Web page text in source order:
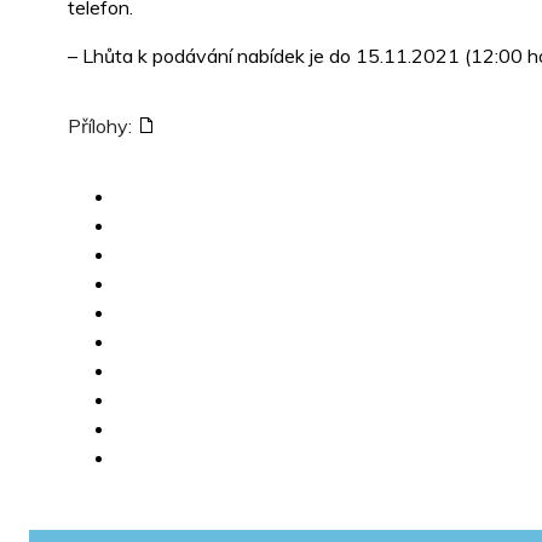
telefon.
– Lhůta k podávání nabídek je do 15.11.2021 (12:00
Přílohy: